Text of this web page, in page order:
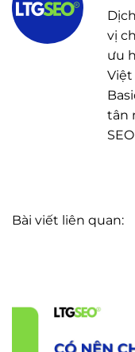
vị
ưu
Việt
tân
Bài viết liên quan: